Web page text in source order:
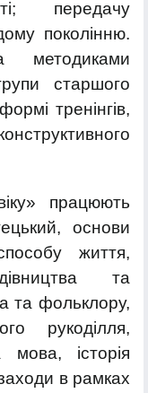
передачу
поколінню.
методиками
старшого
тренінгів,
працюють
основи
життя,
та
та фольклору,
рукоділля,
мова, історія
в рамках